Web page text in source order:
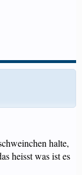
halte,
heisst was ist es